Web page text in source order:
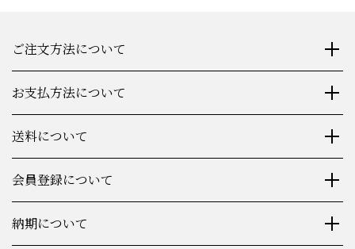
ご注文方法について
お支払方法について
送料について
会員登録について
納期について